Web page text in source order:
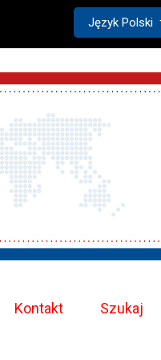
Change the
Język Polski
Kontakt Szukaj